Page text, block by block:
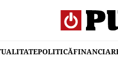
POLITICĂFINANCIAR